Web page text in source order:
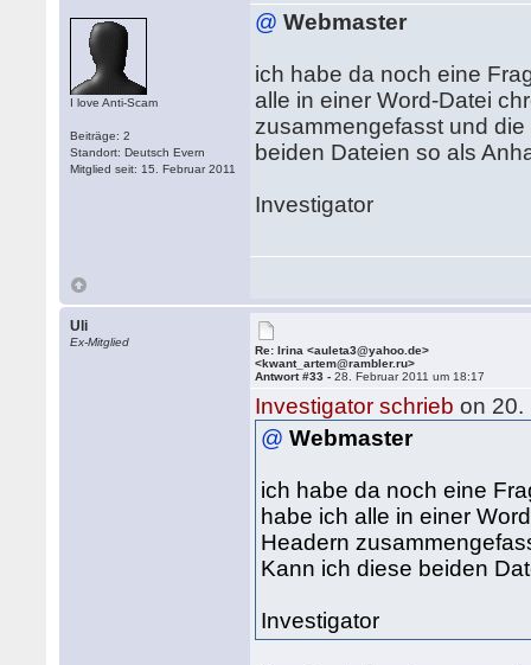
I love Anti-Scam
Beiträge: 2
Standort: Deutsch Evern
Mitglied seit: 15. Februar 2011
@ Webmaster
ich habe da noch eine
alle in einer Word-Datei
zusammengefasst und
beiden Dateien so als
Investigator
Uli
Ex-Mitglied
Re: Irina <auleta3@yahoo.de>
<kwant_artem@rambler.ru>
Antwort #33 -28. Februar 2011 um 18:17
Investigator schrieb on 20.
@ Webmaster
ich habe da noch eine
habe ich alle in einer
Headern
Kann ich diese beiden
Investigator